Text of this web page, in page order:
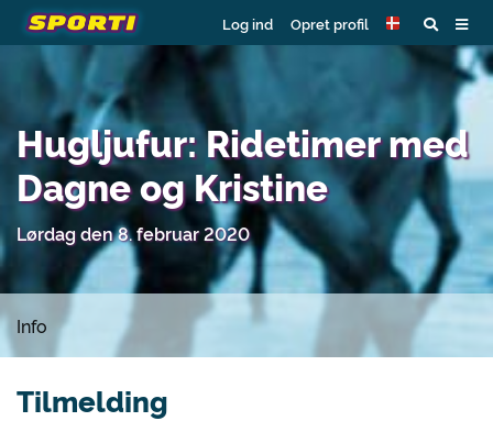
Log ind Opret profil
Hugljufur: Ridetimer med
Dagne og Kristine
Lørdag den 8. februar 2020
Info
Tilmelding